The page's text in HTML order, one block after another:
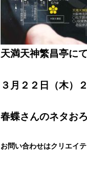
天満天神繁昌亭にて
３月２２日（木）
春蝶さんのネタお
お問い合わせはクリエイ